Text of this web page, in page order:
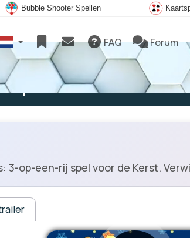
Bubble Shooter Spellen
FAQ Forum
spelen
op-een-rij spel voor de Kerst.